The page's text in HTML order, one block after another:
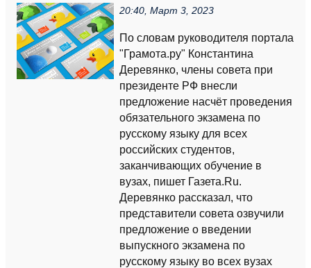
20:40, Март 3, 2023
По словам руководителя портала
"Грамота.ру" Константина
Деревянко, члены совета при
президенте РФ внесли
предложение насчёт проведения
обязательного экзамена по
русскому языку для всех
российских студентов,
заканчивающих обучение в
вузах, пишет Газета.Ru.
Деревянко рассказал, что
представители совета озвучили
предложение о введении
выпускного экзамена по
русскому языку во всех вузах